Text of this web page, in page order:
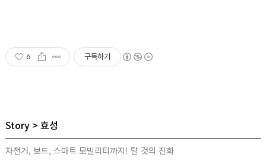
6 구독하기
Story 효성
자전거, 보드, 스마트 모빌리티까지! 탈 것의 진화